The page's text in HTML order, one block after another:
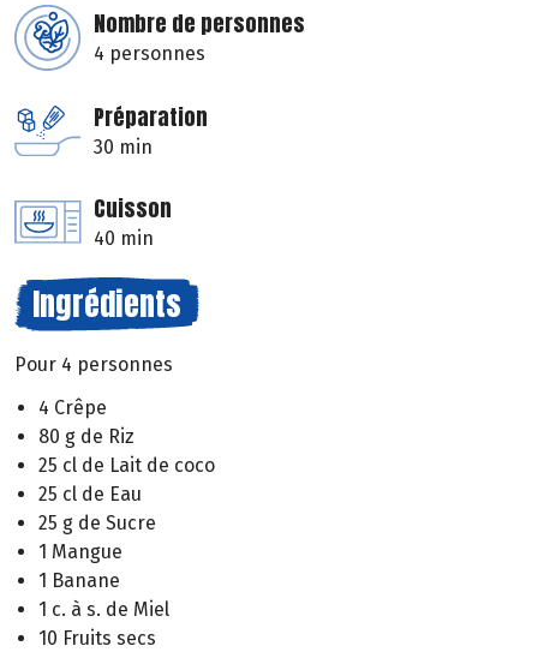
Nombre de personnes
4 personnes
Préparation
30 min
Cuisson
40 min
Ingrédients
Pour 4 personnes
4 Crêpe
80 g de Riz
25 cl de Lait de coco
25 cl de Eau
25 g de Sucre
1 Mangue
1 Banane
1 c. à s. de Miel
10 Fruits secs